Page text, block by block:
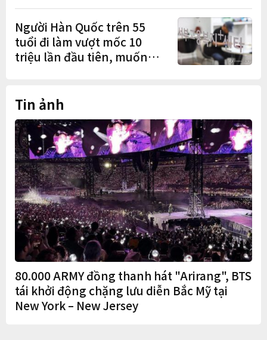
mở rộng sản xuất
Người Hàn Quốc trên 55
tuổi đi làm vượt mốc 10
triệu lần đầu tiên, muốn
Tin ảnh
80.000 ARMY đồng thanh hát "Arirang", BTS
tái khởi động chặng lưu diễn Bắc Mỹ tại
New York – New Jersey